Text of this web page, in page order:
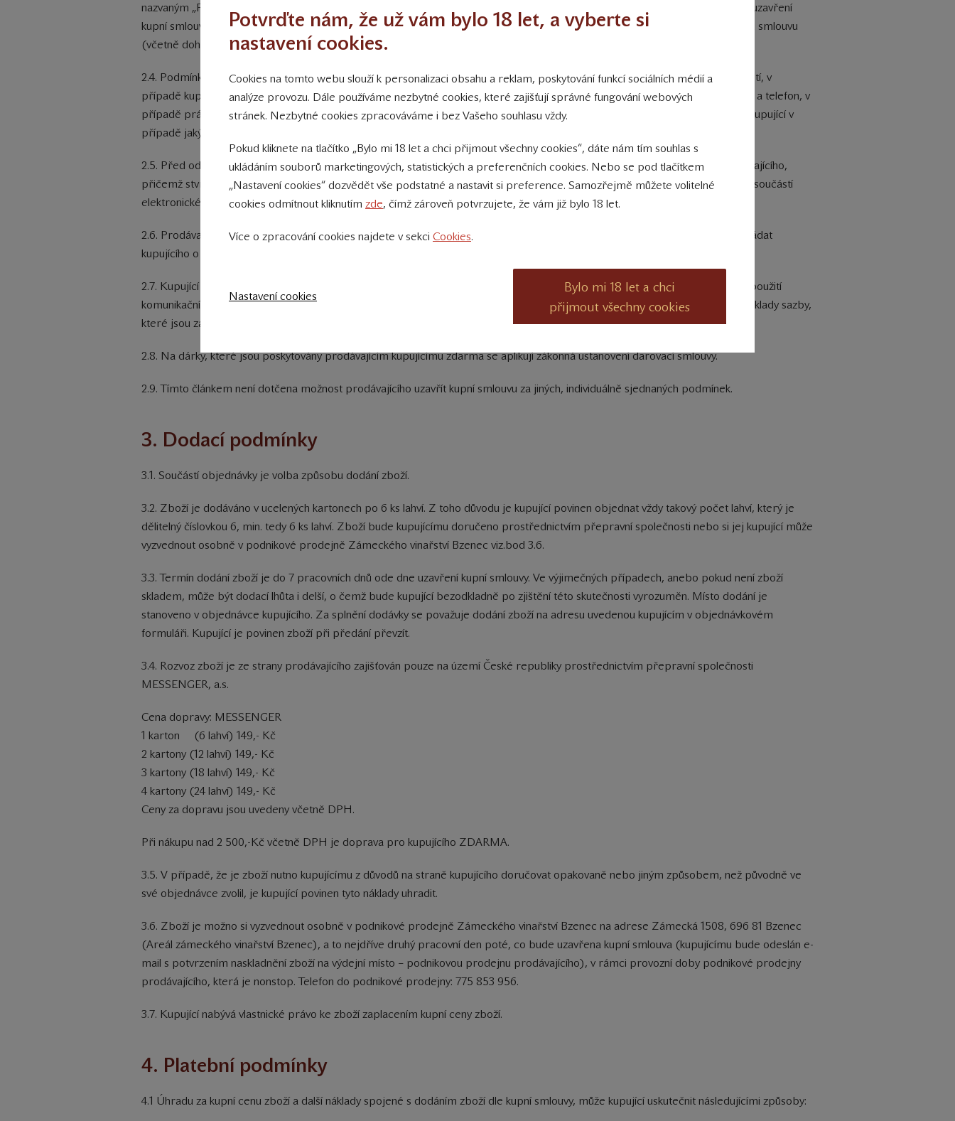
nazvaným „Potvrzení objednávky“ na e-mail zadaný v objednávce. Zaslání tohoto potvrzení nemá vliv na vznik kupní smlouvy. K uzavření
kupní smlouvy dochází následně až na základě zaslání e-mailu „Oznámení o vykrytí objednávky“ zaslaném prodávajícím. Vzniklou smlouvu
(včetně dohodnuté ceny) lze měnit nebo rušit pouze na základě dohody obou stran nebo na základě zákonných důvodů.
2.4. Podmínkou platnosti elektronické objednávky kupujícího je vyplnění veškerých formulářem předepsaných údajů a náležitostí, v
případě kupujících, kteří jsou fyzickými osobami zejména uvedení jména a příjmení kupujícího, adresy dodání a kontaktní email a telefon, v
případě právnické osoby uvedení obchodní firmy kupujícího, IČO, adresa sídla, adresa místa dodání a kontaktů, aby mohl být kupující v
případě jakýchkoli problémů kontaktován. Kupující je povinen uvádět správně a pravdivě všechny údaje v objednávce.
2.5. Před odesláním elektronické objednávky prodávajícímu je kupující povinen se seznámit s obchodními podmínkami prodávajícího,
přičemž stvrzení kupujícího, že se s těmito obchodními podmínkami seznámil a souhlas kupujícího s jejich použitím je nedílnou součástí
elektronické objednávky.
2.6. Prodávající je oprávněn v závislosti na charakteru objednávky (zejména s ohledem na množství, hodnotu objednávky) požádat
kupujícího o dodatečné potvrzení objednávky (a to písemně prostřednictvím elektronické adresy kupujícího či telefonu).
2.7. Kupující souhlasí s použitím komunikačních prostředků na dálku při uzavírání kupní smlouvy. Náklady vzniklé kupujícímu při použití
komunikačních prostředků na dálku v souvislosti s uzavíráním smlouvy si hradí kupující sám, přičemž tyto náklady nepřevyšují základy sazby,
které jsou za ně běžně účtovány.
2.8. Na dárky, které jsou poskytovány prodávajícím kupujícímu zdarma se aplikují zákonná ustanovení darovací smlouvy.
2.9. Tímto článkem není dotčena možnost prodávajícího uzavřít kupní smlouvu za jiných, individuálně sjednaných podmínek.
3. Dodací podmínky
3.1. Součástí objednávky je volba způsobu dodání zboží.
3.2. Zboží je dodáváno v ucelených kartonech po 6 ks lahví. Z toho důvodu je kupující povinen objednat vždy takový počet lahví, který je
dělitelný číslovkou 6, min. tedy 6 ks lahví. Zboží bude kupujícímu doručeno prostřednictvím přepravní společnosti nebo si jej kupující může
vyzvednout osobně v podnikové prodejně Zámeckého vinařství Bzenec viz.bod 3.6.
3.3. Termín dodání zboží je do 7 pracovních dnů ode dne uzavření kupní smlouvy. Ve výjimečných případech, anebo pokud není zboží
skladem, může být dodací lhůta i delší, o čemž bude kupující bezodkladně po zjištění této skutečnosti vyrozuměn. Místo dodání je
stanoveno v objednávce kupujícího. Za splnění dodávky se považuje dodání zboží na adresu uvedenou kupujícím v objednávkovém
formuláři. Kupující je povinen zboží při předání převzít.
3.4. Rozvoz zboží je ze strany prodávajícího zajišťován pouze na území České republiky prostřednictvím přepravní společnosti
MESSENGER, a.s.
Cena dopravy: MESSENGER
1 karton (6 lahví) 149,- Kč
2 kartony (12 lahví) 149,- Kč
3 kartony (18 lahví) 149,- Kč
4 kartony (24 lahví) 149,- Kč
Ceny za dopravu jsou uvedeny včetně DPH.
Při nákupu nad 2 500,-Kč včetně DPH je doprava pro kupujícího ZDARMA.
3.5. V případě, že je zboží nutno kupujícímu z důvodů na straně kupujícího doručovat opakovaně nebo jiným způsobem, než původně ve
své objednávce zvolil, je kupující povinen tyto náklady uhradit.
3.6. Zboží je možno si vyzvednout osobně v podnikové prodejně Zámeckého vinařství Bzenec na adrese Zámecká 1508, 696 81 Bzenec
(Areál zámeckého vinařství Bzenec), a to nejdříve druhý pracovní den poté, co bude uzavřena kupní smlouva (kupujícímu bude odeslán e-
mail s potvrzením naskladnění zboží na výdejní místo – podnikovou prodejnu prodávajícího), v rámci provozní doby podnikové prodejny
prodávajícího, která je nonstop. Telefon do podnikové prodejny: 775 853 956.
3.7. Kupující nabývá vlastnické právo ke zboží zaplacením kupní ceny zboží.
4. Platební podmínky
4.1 Úhradu za kupní cenu zboží a další náklady spojené s dodáním zboží dle kupní smlouvy, může kupující uskutečnit následujícími způsoby:
Potvrďte nám, že už vám bylo 18 let, a vyberte si
nastavení cookies.
Cookies na tomto webu slouží k personalizaci obsahu a reklam, poskytování funkcí sociálních médií a
analýze provozu. Dále používáme nezbytné cookies, které zajišťují správné fungování webových
stránek. Nezbytné cookies zpracováváme i bez Vašeho souhlasu vždy.
Pokud kliknete na tlačítko „Bylo mi 18 let a chci přijmout všechny cookies“, dáte nám tím souhlas s
ukládáním souborů marketingových, statistických a preferenčních cookies. Nebo se pod tlačítkem
„Nastavení cookies“ dozvědět vše podstatné a nastavit si preference. Samozřejmě můžete volitelné
cookies odmítnout kliknutím zde, čímž zároveň potvrzujete, že vám již bylo 18 let.
Více o zpracování cookies najdete v sekci Cookies.
Nastavení cookies
Bylo mi 18 let a chci
přijmout všechny cookies